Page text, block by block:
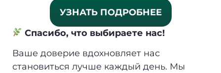
УЗНАТЬ ПОДРОБНЕЕ
Спасибо, что выбираете нас!
Ваше доверие вдохновляет нас
становиться лучше каждый день. Мы